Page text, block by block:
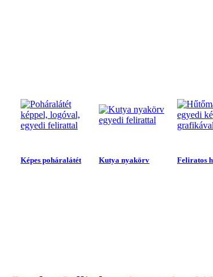
Képes poháralátét Kutya nyakörv Feliratos